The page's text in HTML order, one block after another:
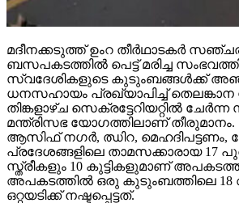
മദീനക്കടുത്ത് ഉംറ തീര്‍ഥാടകര്‍
ബസപകടത്തില്‍ പെട്ട് മരിച്ച
സ്വദേശികളുടെ കുടുംബങ്ങള്‍ക്ക്
ധനസഹായം പ്രഖ്യാപിച്ച് തെലങ്കാന
തിങ്കളാഴ്ച സെക്രട്ടേറിയറ്റില്‍
മന്ത്രിസഭ യോഗത്തിലാണ്
ആസിഫ് നഗര്‍, ഝിറ, മെഹദിപട്ടണം,
പ്രദേശങ്ങളിലെ താമസക്കാരായ 17
സ്ത്രീകളും 10 കുട്ടികളുമാണ്
അപകടത്തില്‍ ഒരു കുടുംബത്തിലെ
ഒറ്റയടിക്ക് നഷ്ടപ്പെട്ടത്.